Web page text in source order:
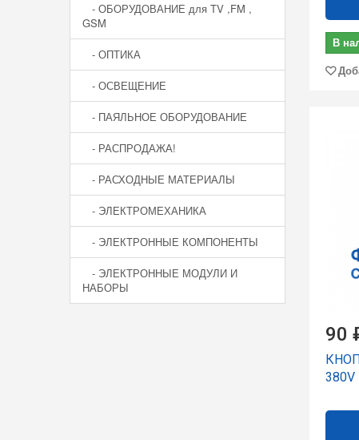
- ОБОРУДОВАНИЕ для TV ,FM ,
GSM
- ОПТИКА
- ОСВЕЩЕНИЕ
- ПАЯЛЬНОЕ ОБОРУДОВАНИЕ
- РАСПРОДАЖА!
- РАСХОДНЫЕ МАТЕРИАЛЫ
- ЭЛЕКТРОМЕХАНИКА
- ЭЛЕКТРОННЫЕ КОМПОНЕНТЫ
- ЭЛЕКТРОННЫЕ МОДУЛИ И
НАБОРЫ
В
90